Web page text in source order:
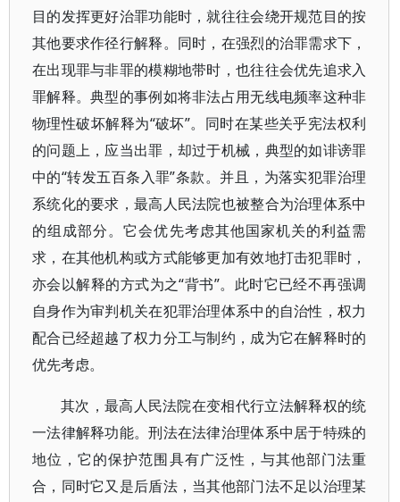
目的发挥更好治罪功能时，就往往会绕开规范目的按
其他要求作径行解释。同时，在强烈的治罪需求下，
在出现罪与非罪的模糊地带时，也往往会优先追求入
罪解释。典型的事例如将非法占用无线电频率这种非
物理性破坏解释为“破坏”。同时在某些关乎宪法权利
的问题上，应当出罪，却过于机械，典型的如诽谤罪
中的“转发五百条入罪”条款。并且，为落实犯罪治理
系统化的要求，最高人民法院也被整合为治理体系中
的组成部分。它会优先考虑其他国家机关的利益需
求，在其他机构或方式能够更加有效地打击犯罪时，
亦会以解释的方式为之“背书”。此时它已经不再强调
自身作为审判机关在犯罪治理体系中的自治性，权力
配合已经超越了权力分工与制约，成为它在解释时的
优先考虑。
其次，最高人民法院在变相代行立法解释权的统
一法律解释功能。刑法在法律治理体系中居于特殊的
地位，它的保护范围具有广泛性，与其他部门法重
合，同时它又是后盾法，当其他部门法不足以治理某